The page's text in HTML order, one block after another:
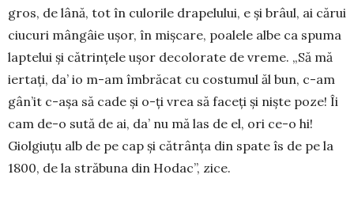
gros, de lâ­nă, tot în culorile dra­pelului, e și brâul, ai cărui
ciucuri mângâie ușor, în mișcare, poalele albe ca spu­ma
lap­telui și cătrințele ușor deco­lo­rate de vreme. „Să mă
ier­tați, da’ io m-am îmbrăcat cu costumul ăl bun, c-am
gân’it c-așa să cade și o-ți vrea să faceți și niște poze! Îi
cam de-o sută de ai, da’ nu mă las de el, ori ce-o hi!
Giolgiuțu alb de pe cap și cătrânța din spate îs de pe la
1800, de la străbuna din Ho­dac”, zice.